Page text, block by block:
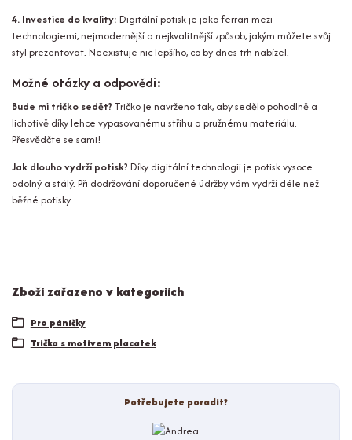
4. Investice do kvality: Digitální potisk je jako ferrari mezi
technologiemi, nejmodernější a nejkvalitnější způsob, jakým můžete svůj
styl prezentovat. Neexistuje nic lepšího, co by dnes trh nabízel.
Možné otázky a odpovědi:
Bude mi tričko sedět? Tričko je navrženo tak, aby sedělo pohodlně a
lichotivě díky lehce vypasovanému střihu a pružnému materiálu.
Přesvědčte se sami!
Jak dlouho vydrží potisk? Díky digitální technologii je potisk vysoce
odolný a stálý. Při dodržování doporučené údržby vám vydrží déle než
běžné potisky.
Zboží zařazeno v kategoriích
Pro páníčky
Trička s motivem placatek
Potřebujete poradit?